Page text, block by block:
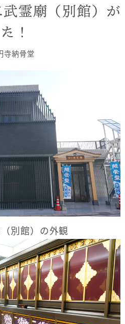
武霊廟（別館）が
！
寺納骨堂
別館）の外観